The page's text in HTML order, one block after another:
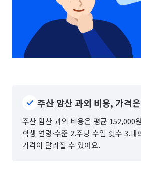
주산 암산 과외 비용, 가격
주산 암산 과외 비용은 평균 152,000
학생 연령·수준 2.주당 수업 횟수 3.
가격이 달라질 수 있어요.